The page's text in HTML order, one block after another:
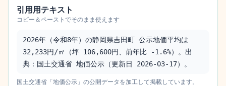
引用用テキスト
コピー＆ペーストでそのまま使えます
2026年（令和8年）の静岡県吉田町 公示地価平均は
32,233円/㎡（坪 106,600円、前年比 -1.6%）。出
典：国土交通省 地価公示（更新日 2026-03-17）。
国土交通省「地価公示」の公開データを加工して掲載しています。